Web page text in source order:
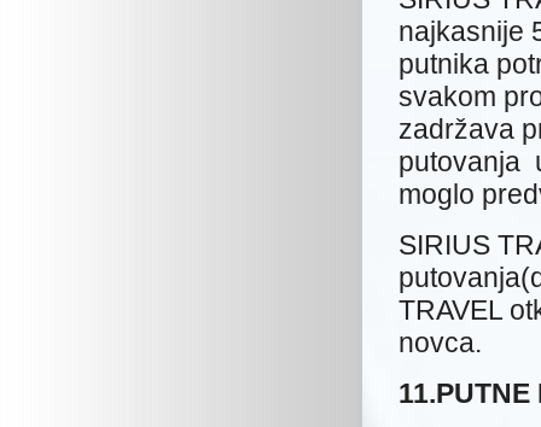
najkasnije
putnika
svakom
zadržava
putovanja
moglo
SIRIUS
TRAVEL
novca.
11.PUTNE